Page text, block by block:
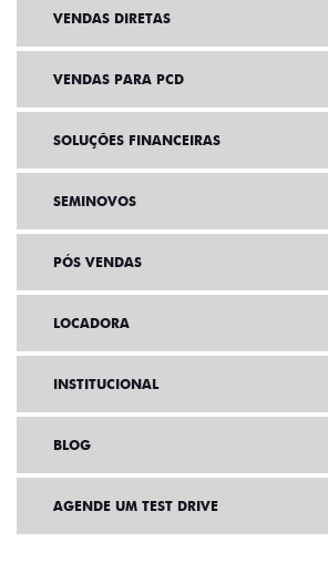
VENDAS DIRETAS
VENDAS PARA PCD
SOLUÇÕES FINANCEIRAS
SEMINOVOS
PÓS VENDAS
LOCADORA
INSTITUCIONAL
BLOG
AGENDE UM TEST DRIVE